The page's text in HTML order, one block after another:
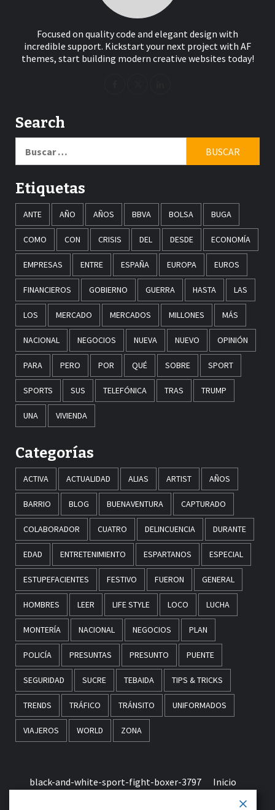
Focused on quality code and elegant design with
incredible support. Kickstart your next project with AF
themes, start building modern creative websites today!
Search
Etiquetas
ANTE AÑO AÑOS BBVA BOLSA BUGA
COMO CON CRISIS DEL DESDE ECONOMÍA
EMPRESAS ENTRE ESPAÑA EUROPA EUROS
FINANCIEROS GOBIERNO GUERRA HASTA LAS
LOS MERCADO MERCADOS MILLONES MÁS
NACIONAL NEGOCIOS NUEVA NUEVO OPINIÓN
PARA PERO POR QUÉ SOBRE SPORT
SPORTS SUS TELEFÓNICA TRAS TRUMP
UNA VIVIENDA
Categorías
ACTIVA ACTUALIDAD ALIAS ARTIST AÑOS
BARRIO BLOG BUENAVENTURA CAPTURADO
COLABORADOR CUATRO DELINCUENCIA DURANTE
EDAD ENTRETENIMIENTO ESPARTANOS ESPECIAL
ESTUPEFACIENTES FESTIVO FUERON GENERAL
HOMBRES LEER LIFE STYLE LOCO LUCHA
MONTERÍA NACIONAL NEGOCIOS PLAN
POLICÍA PRESUNTAS PRESUNTO PUENTE
SEGURIDAD SUCRE TEBAIDA TIPS & TRICKS
TRENDS TRÁFICO TRÁNSITO UNIFORMADOS
VIAJEROS WORLD ZONA
black-and-white-sport-fight-boxer-3797 Inicio